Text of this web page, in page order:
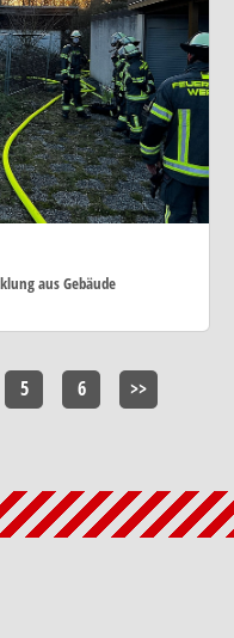
aus Gebäude
5 6 >>